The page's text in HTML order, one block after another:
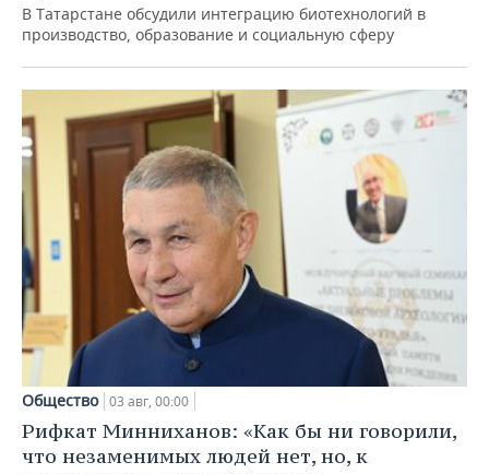
В Татарстане обсудили интеграцию биотехнологий в
производство, образование и социальную сферу
Общество 03 авг, 00:00
Рифкат Минниханов: «Как бы ни говорили,
что незаменимых людей нет, но, к